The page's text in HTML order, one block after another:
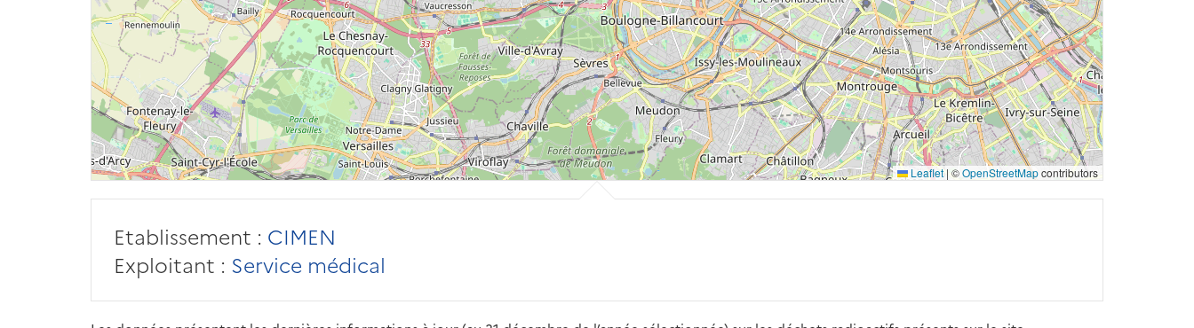
Leaflet | ©OpenStreetMapcontributors
Etablissement : CIMEN
Exploitant : Service médical